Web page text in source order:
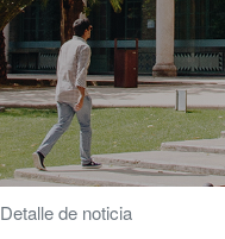
Detalle de noticia